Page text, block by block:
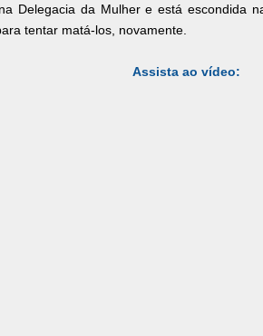
Delegacia da Mulher e está escondida
tentar matá-los, novamente.
Assista ao vídeo: